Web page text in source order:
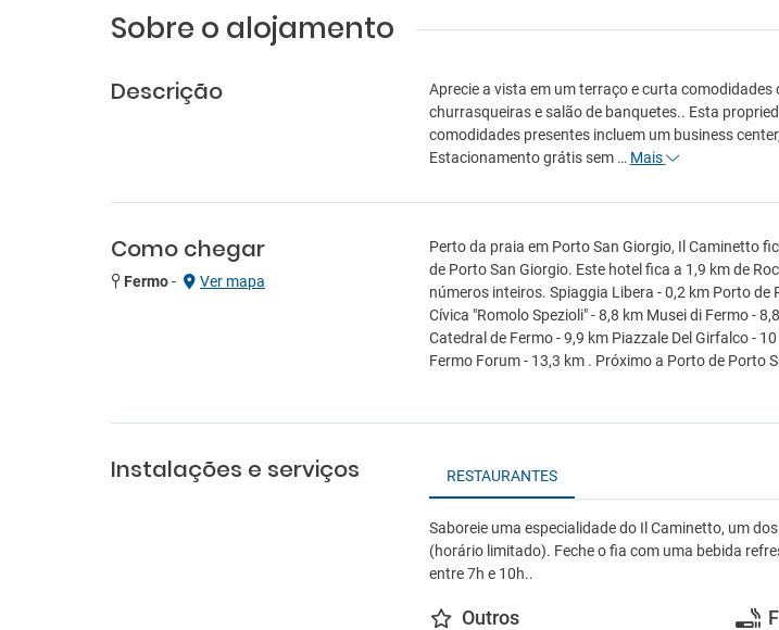
Sobre o alojamento
Descrição
Aprecie a vista em um terraço e curta
churrasqueiras e salão de banquetes.. Esta
comodidades presentes incluem um business
Estacionamento grátis sem … Mais
Como chegar
Fermo- Ver mapa
Perto da praia em Porto San Giorgio, Il Caminetto
de Porto San Giorgio. Este hotel fica a 1,9 km de
números inteiros. Spiaggia Libera - 0,2 km Porto de
Cívica "Romolo Spezioli" - 8,8 km Musei di Fermo -
Catedral de Fermo - 9,9 km Piazzale Del Girfalco -
Fermo Forum - 13,3 km . Próximo a Porto de Porto
Instalações e serviços RESTAURANTES
Saboreie uma especialidade do Il Caminetto, um
(horário limitado). Feche o fia com uma bebida
entre 7h e 10h..
Outros